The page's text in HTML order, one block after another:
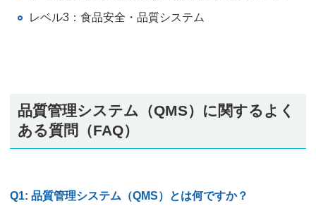
レベル3：食品安全・品質システム
品質管理システム（QMS）に関するよく
ある質問（FAQ）
Q1: 品質管理システム（QMS）とは何ですか？